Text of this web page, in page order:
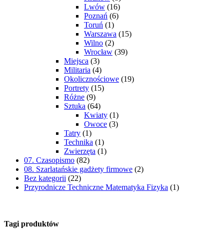
Lwów (16)
Poznań (6)
Toruń (1)
Warszawa (15)
Wilno (2)
Wrocław (39)
Miejsca (3)
Militaria (4)
Okolicznościowe (19)
Portrety (15)
Różne (9)
Sztuka (64)
Kwiaty (1)
Owoce (3)
Tatry (1)
Technika (1)
Zwierzęta (1)
07. Czasopismo (82)
08. Szarlatańskie gadżety firmowe (2)
Bez kategorii (22)
Przyrodnicze Techniczne Matematyka Fizyka (1)
Tagi produktów